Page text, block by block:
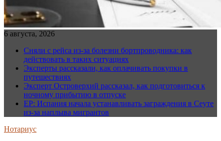
6 августа, 2026
Сняли с рейса из-за болезни бортпроводника: как
действовать в таких ситуациях
Эксперты рассказали, как оплачивать покупки в
путешествиях
Эксперт Островерхий рассказал, как подготовиться к
ночному прибытию в отпуске
EP: Испания начала устанавливать заграждения в Сеуте
из-за наплыва мигрантов
Нотариус